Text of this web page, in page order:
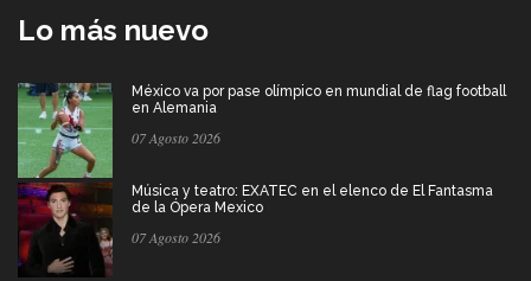
Lo más nuevo
México va por pase olímpico en mundial de flag football
en Alemania
07 Agosto 2026
Música y teatro: EXATEC en el elenco de El Fantasma
de la Ópera Mexico
07 Agosto 2026